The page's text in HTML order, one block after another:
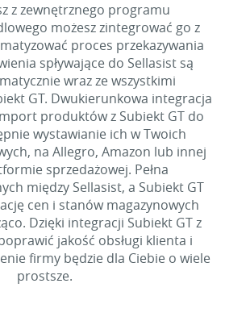
z zewnętrznego programu
możesz zintegrować go z
proces przekazywania
spływające do Sellasist są
wraz ze wszystkimi
GT. Dwukierunkowa integracja
produktów z Subiekt GT do
wystawianie ich w Twoich
na Allegro, Amazon lub innej
sprzedażowej. Pełna
między Sellasist, a Subiekt GT
cen i stanów magazynowych
Dzięki integracji Subiekt GT z
jakość obsługi klienta i
firmy będzie dla Ciebie o wiele
prostsze.